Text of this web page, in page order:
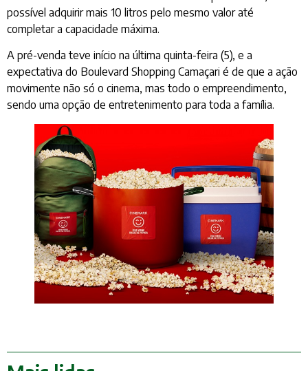
possível adquirir mais 10 litros pelo mesmo valor até
completar a capacidade máxima.
A pré-venda teve início na última quinta-feira (5), e a
expectativa do Boulevard Shopping Camaçari é de que a ação
movimente não só o cinema, mas todo o empreendimento,
sendo uma opção de entretenimento para toda a família.